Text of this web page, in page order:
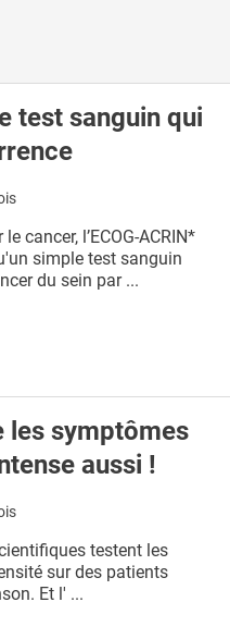
test sanguin qui
cancer, l’ECOG-ACRIN*
simple test sanguin
du sein par ...
les symptômes
aussi !
testent les
sur des patients
Et l' ...